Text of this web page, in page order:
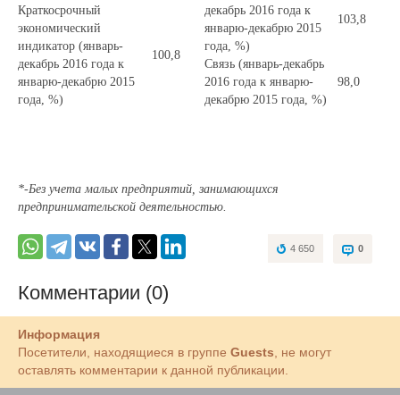
Краткосрочный
экономический
индикатор (январь-
декабрь 2016 года к
январю-декабрю 2015
года, %)
100,8
декабрь 2016 года к
январю-декабрю 2015
года, %)
103,8
Связь (январь-декабрь
2016 года к январю-
декабрю 2015 года, %)
98,0
*-Без учета малых предприятий, занимающихся
предпринимательской деятельностью.
0
4 650
Комментарии (0)
Информация
Посетители, находящиеся в группе Guests , не могут
оставлять комментарии к данной публикации.